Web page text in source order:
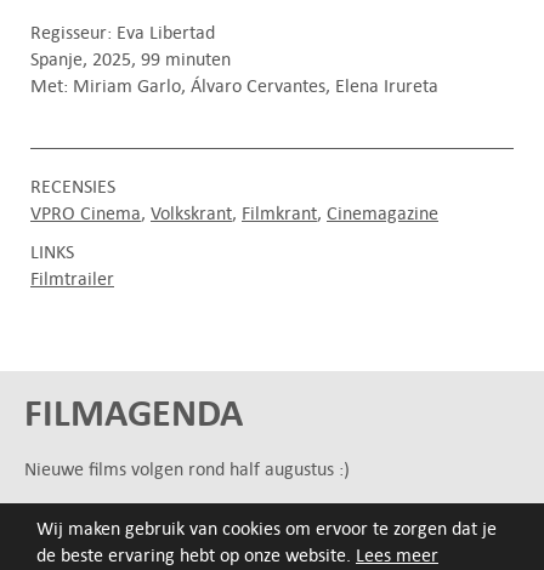
Wij maken gebruik van cookies om ervoor te zorgen dat je
de beste ervaring hebt op onze website. Lees meer
Regisseur: Eva Libertad
Spanje, 2025, 99 minuten
Met: Miriam Garlo, Álvaro Cervantes, Elena Irureta
RECENSIES
VPRO Cinema Volkskrant Filmkrant Cinemagazine
LINKS
Filmtrailer
FILMAGENDA
Nieuwe films volgen rond half augustus :)
ARCHIEF